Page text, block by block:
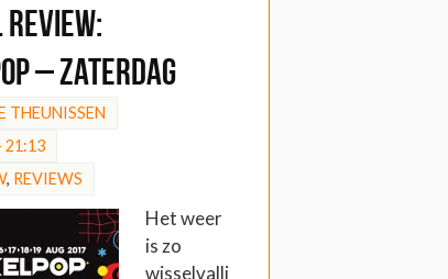
– Zaterdag
THEUNISSEN
21:13
, REVIEWS
Het weer
is zo
wisselvalli